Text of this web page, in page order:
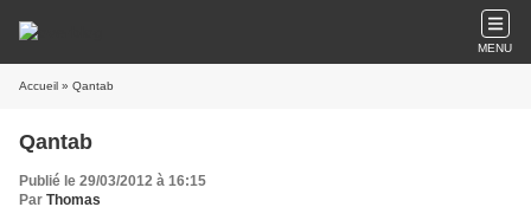
MENU
Accueil » Qantab
Qantab
Publié le 29/03/2012 à 16:15
Par Thomas